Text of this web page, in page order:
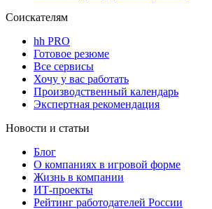
Соискателям
hh PRO
Готовое резюме
Все сервисы
Хочу у вас работать
Производственный календарь
Экспертная рекомендация
Новости и статьи
Блог
О компаниях в игровой форме
Жизнь в компании
ИТ-проекты
Рейтинг работодателей России